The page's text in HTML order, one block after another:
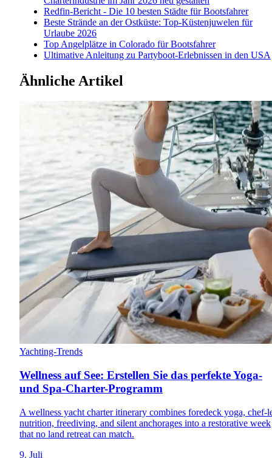
Redfin-Bericht - Die 10 besten Städte für Bootsfahrer
Beste Strände an der Ostküste: Top-Küstenjuwelen für
Urlaube 2026
Top Angelplätze in Colorado für Bootsfahrer
Ultimative Anleitung zu Partyboot-Erlebnissen in den USA
Ähnliche Artikel
Yachting-Trends
Wellness auf See: Erstellen Sie das perfekte Yoga-
und Spa-Charter-Programm
A wellness yacht charter itinerary combines foredeck yoga, chef-
nutrition, freediving, and silent anchorages into a restorative week
that no land retreat can match.
9. Juli